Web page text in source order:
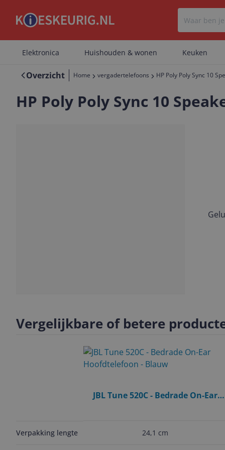
Elektronica Huishouden & wonen Keuken
Overzicht Home vergadertelefoons HP Poly Poly Sync 10
HP Poly Poly Sync 10
Vergelijkbare of betere
Verpakking lengte
JBL Tune 520C - Bedrade On-Ear
24,1 cm